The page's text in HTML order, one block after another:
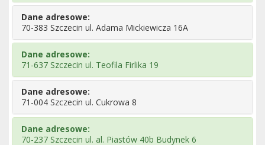
Dane adresowe:
70-383 Szczecin ul. Adama Mickiewicza 16A
Dane adresowe:
71-637 Szczecin ul. Teofila Firlika 19
Dane adresowe:
71-004 Szczecin ul. Cukrowa 8
Dane adresowe:
70-237 Szczecin ul. al. Piastów 40b Budynek 6